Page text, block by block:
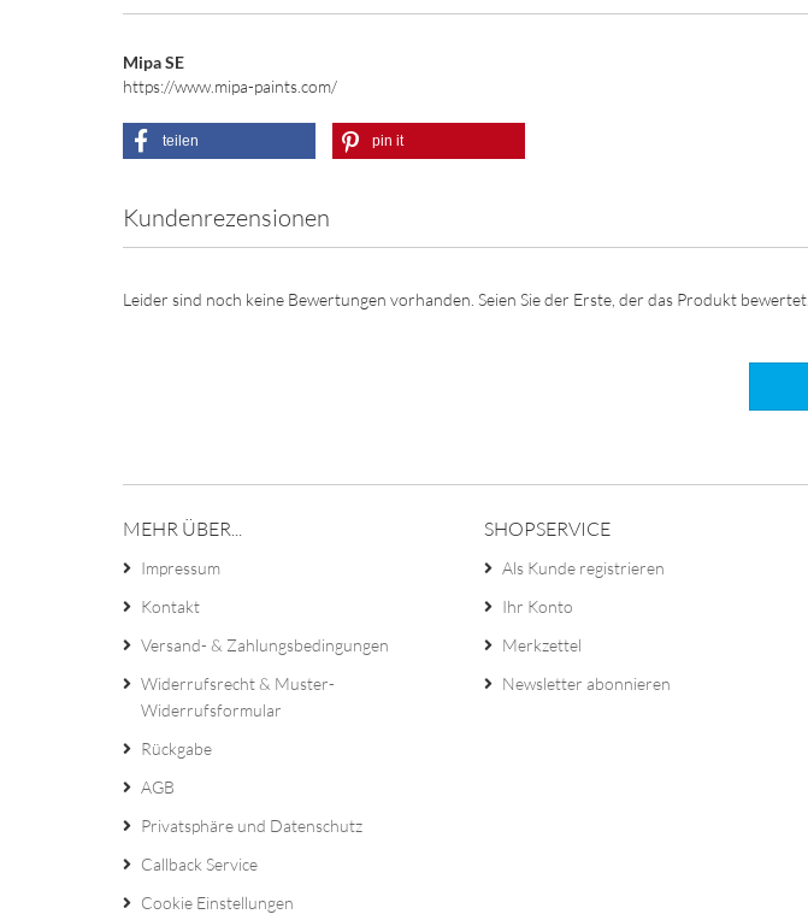
Mipa SE
https://www.mipa-paints.com/
teilen pin it
Kundenrezensionen
Leider sind noch keine Bewertungen vorhanden. Seien Sie der Erste, der das Produkt bewertet.
MEHR ÜBER...
Impressum
Kontakt
Versand- & Zahlungsbedingungen
Widerrufsrecht & Muster-
Widerrufsformular
Rückgabe
AGB
Privatsphäre und Datenschutz
Callback Service
Cookie Einstellungen
SHOPSERVICE
Als Kunde registrieren
Ihr Konto
Merkzettel
Newsletter abonnieren